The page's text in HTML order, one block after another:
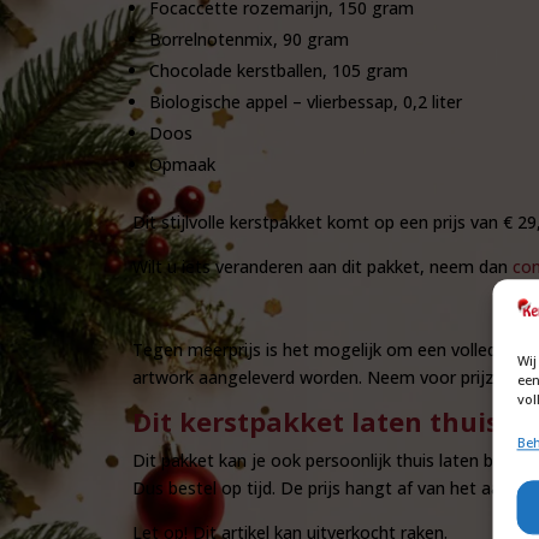
Focaccette rozemarijn, 150 gram
Borrelnotenmix, 90 gram
Chocolade kerstballen, 105 gram
Biologische appel – vlierbessap, 0,2 liter
Doos
Opmaak
Dit stijlvolle kerstpakket komt op een prijs van €
Wilt u iets veranderen aan dit pakket, neem dan
Tegen meerprijs is het mogelijk om een volledig
artwork aangeleverd worden. Neem voor prijzen
Dit kerstpakket laten
Dit pakket kan je ook persoonlijk thuis laten
Dus bestel op tijd. De prijs hangt af van het
Let op! Dit artikel kan uitverkocht raken.